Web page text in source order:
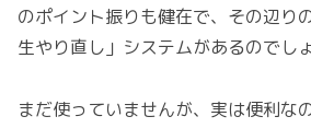
のポイント振りも健在で、その辺り
生やり直し」システムがあるのでしょ
まだ使っていませんが、実は便利な